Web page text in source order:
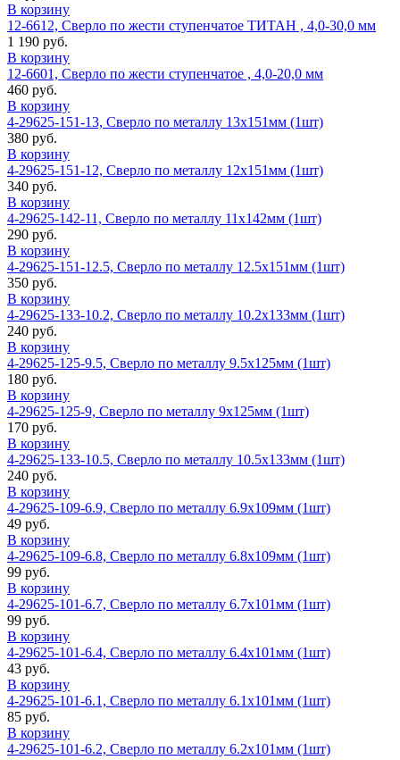
В корзину
12-6612, Сверло по жести ступенчатое ТИТАН , 4,0-30,0 мм
1 190 руб.
В корзину
12-6601, Сверло по жести ступенчатое , 4,0-20,0 мм
460 руб.
В корзину
4-29625-151-13, Сверло по металлу 13х151мм (1шт)
380 руб.
В корзину
4-29625-151-12, Сверло по металлу 12х151мм (1шт)
340 руб.
В корзину
4-29625-142-11, Сверло по металлу 11х142мм (1шт)
290 руб.
В корзину
4-29625-151-12.5, Сверло по металлу 12.5х151мм (1шт)
350 руб.
В корзину
4-29625-133-10.2, Сверло по металлу 10.2х133мм (1шт)
240 руб.
В корзину
4-29625-125-9.5, Сверло по металлу 9.5х125мм (1шт)
180 руб.
В корзину
4-29625-125-9, Сверло по металлу 9х125мм (1шт)
170 руб.
В корзину
4-29625-133-10.5, Сверло по металлу 10.5х133мм (1шт)
240 руб.
В корзину
4-29625-109-6.9, Сверло по металлу 6.9х109мм (1шт)
49 руб.
В корзину
4-29625-109-6.8, Сверло по металлу 6.8х109мм (1шт)
99 руб.
В корзину
4-29625-101-6.7, Сверло по металлу 6.7х101мм (1шт)
99 руб.
В корзину
4-29625-101-6.4, Сверло по металлу 6.4х101мм (1шт)
43 руб.
В корзину
4-29625-101-6.1, Сверло по металлу 6.1х101мм (1шт)
85 руб.
В корзину
4-29625-101-6.2, Сверло по металлу 6.2х101мм (1шт)